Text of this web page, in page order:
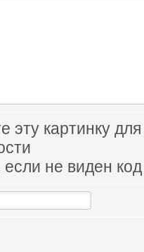
если не виден код